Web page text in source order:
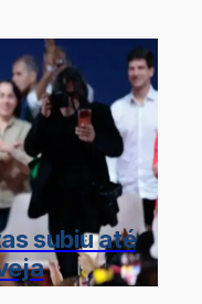
subiu até